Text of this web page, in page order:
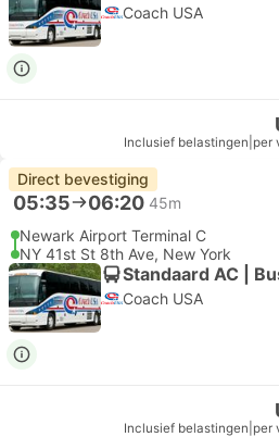
Coach USA
Inclusief belastingen per
Direct bevestiging
05:35 06:20 45m
Newark Airport Terminal C
NY 41st St 8th Ave, New York
Standaard AC |
Coach USA
Inclusief belastingen per